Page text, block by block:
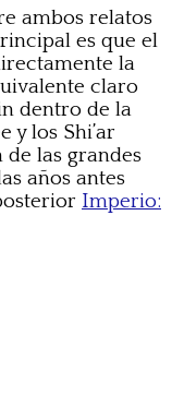
ambos relatos
es que el
la
claro
dentro de la
y los Shi’ar
las grandes
años antes
Imperio: